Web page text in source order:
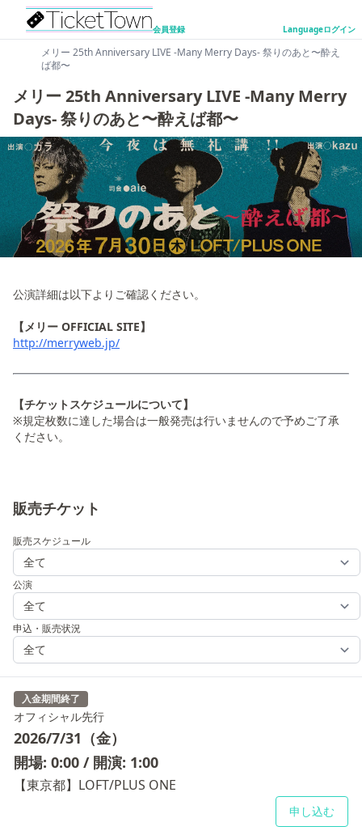
会員登録 Languageログイン
メリー 25th Anniversary LIVE -Many Merry Days- 祭りのあと〜酔え
ば都〜
メリー 25th Anniversary LIVE -Many Merry
Days- 祭りのあと〜酔えば都〜
公演詳細は以下よりご確認ください。
【メリー OFFICIAL SITE】
http://merryweb.jp/
【チケットスケジュールについて】
※規定枚数に達した場合は一般発売は行いませんので予めご了承
ください。
販売チケット
販売スケジュール
公演
申込・販売状況
オフィシャル先行
2026/7/31（金）
開場: 0:00 / 開演: 1:00
【東京都】LOFT/PLUS ONE
入金期間終了
申し込む